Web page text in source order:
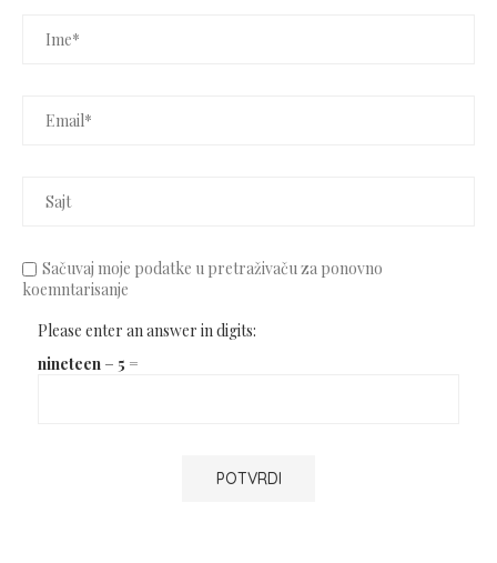
Sačuvaj moje podatke u pretraživaču za ponovno
koemntarisanje
Please enter an answer in digits:
nineteen − 5 =